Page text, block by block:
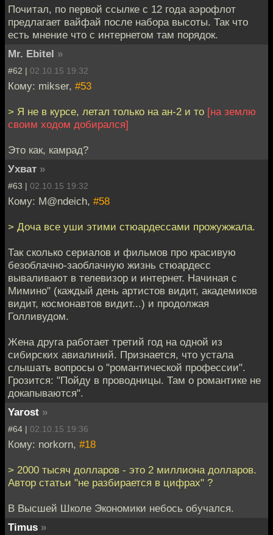
Почитал, по первой ссылке с 12 года аэрофлот
предлагает вайфай после набора высоты. Так что
есть мнение что с интернетом там порядок.
Mr. Ebitel »
#62 | 02.10.15 19:32
Кому: mikser, #53
> Я не в курсе, летал только на ан-2 и то [на землю
своим ходом добирался]
Это как, камрад?
Ухват »
#63 | 02.10.15 19:32
Кому: M@ndeich, #58
> Доча все уши этими стюардессами прожужжала.
Так сколько сериалов и фильмов про красивую
безоблачно-заоблачную жизнь стюардесс
вываливают в телевизор и интернет. Начиная с
Мимино" (каждый день артистов видит, академиков
видит, космонавтов видит...) и продолжая
Голливудом.
Жена друга работает третий год на одной из
сибирских авиалиний. Признается, что устала
слышать вопросы о "романтической профессии".
Грозится: "Пойду в проводницы. Там о романтике не
докапываются".
Yarost »
#64 | 02.10.15 19:36
Кому: norkorn, #18
> 2000 тысяч долларов - это 2 миллиона долларов.
Автор статьи "не разбирается в цифрах" ?
В Высшей Школе Экономики небось обучался.
Timus »